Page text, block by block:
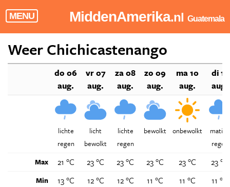
MENU MiddenAmerika.nl Guatemala
Weer Chichicastenango
do 06
aug.
vr 07
aug.
za 08
aug.
zo 09
aug.
ma 10
aug.
di 11
aug.
lichte
regen
licht
bewolkt
lichte
regen
bewolkt onbewolkt
matige
regen
Max
21 °C 23 °C 23 °C 23 °C 23 °C 23 °C
Min 13 °C 12 °C 12 °C 11 °C 11 °C 11 °C